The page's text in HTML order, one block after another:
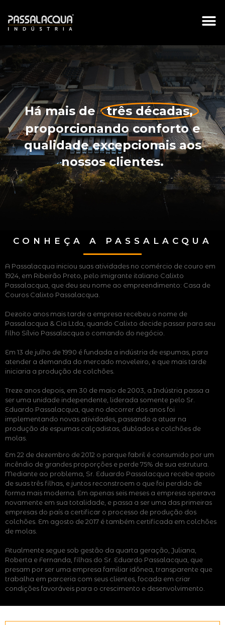
Há mais de três décadas,
proporcionando conforto e
qualidade excepcionais aos
nossos clientes.
CONHEÇA A PASSALACQUA
A Passalacqua iniciou suas atividades no comércio de couro em
1924, em Ribeirão Preto, pelo imigrante italiano Calixto
Passalacqua, que deu seu nome ao empreendimento: Casa de
Couros Calixto Passalacqua.
Dezoito anos mais tarde a empresa recebeu o nome de
Passalacqua & Cia Ltda, quando Calixto decide passar para seu
filho Sílvio Passalacqua o comando do negócio.
Em 13 de julho de 1990 é fundada a indústria de espumas, para
atender a demanda do mercado moveleiro, e que mais tarde
iniciaria a produção de colchões.
Treze anos depois, em 30 de maio de 2003, a Indústria passa a
ser uma unidade independente, liderada somente pelo Sr.
Eduardo Passalacqua, que no decorrer dos anos foi
implementando novas atividades, passando a atuar na
produção de espumas calçadistas, dublados e colchões de
molas.
Em 22 de dezembro de 2012 o parque fabril é consumido por um
incêndio de grandes proporções e perde 75% de sua estrutura.
Mediante ao problema, Sr. Eduardo Passalacqua recebe apoio
de suas três filhas, e juntos reconstroem o que foi perdido de
forma mais moderna. Em apenas seis meses a empresa operava
novamente em sua totalidade, e passa a ser uma das primeiras
empresas do país a certificar o processo de produção dos
colchões. Em agosto de 2017 é também certificada em colchões
de molas.
Atualmente segue sob gestão da quarta geração, Juliana,
Roberta e Fernanda, filhas do Sr. Eduardo Passalacqua, que
presam por ser uma empresa familiar idônea, transparente que
trabalha em parceria com seus clientes, focada em criar
condições favoráveis para o crescimento e desenvolvimento.